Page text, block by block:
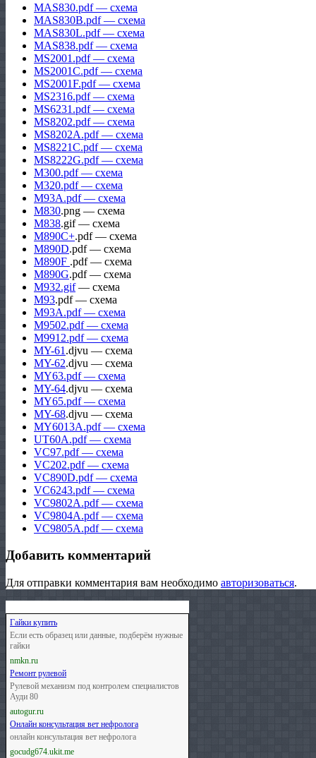
MAS830.pdf — схема
MAS830B.pdf — схема
MAS830L.pdf — схема
MAS838.pdf — схема
MS2001.pdf — схема
MS2001C.pdf — схема
MS2001F.pdf — схема
MS2316.pdf — схема
MS6231.pdf — схема
MS8202.pdf — схема
MS8202A.pdf — схема
MS8221C.pdf — схема
MS8222G.pdf — схема
M300.pdf — схема
M320.pdf — схема
M93A.pdf — схема
M830.png — схема
M838.gif — схема
M890C+.pdf — схема
M890D.pdf — схема
M890F .pdf — схема
M890G.pdf — схема
M932.gif— схема
M93.pdf — схема
M93A.pdf — схема
M9502.pdf — схема
M9912.pdf — схема
MY-61 .djvu — схема
MY-62.djvu — схема
MY63.pdf — схема
MY-64.djvu — схема
MY65.pdf — схема
MY-68.djvu — схема
MY6013A.pdf — схема
UT60A.pdf — схема
VC97.pdf — схема
VC202.pdf — схема
VC890D.pdf — схема
VC6243.pdf — схема
VC9802A.pdf — схема
VC9804A.pdf — схема
VC9805A.pdf — схема
Добавить комментарий
Для отправки комментария вам необходимо авторизоваться.
Гайки купить
Если есть образец или данные, подберём нужные
гайки
nmkn.ru
Ремонт рулевой
Рулевой механизм под контролем специалистов
Ауди 80
autogur.ru
Онлайн консультация вет нефролога
онлайн консультация вет нефролога
gocudg674.ukit.me